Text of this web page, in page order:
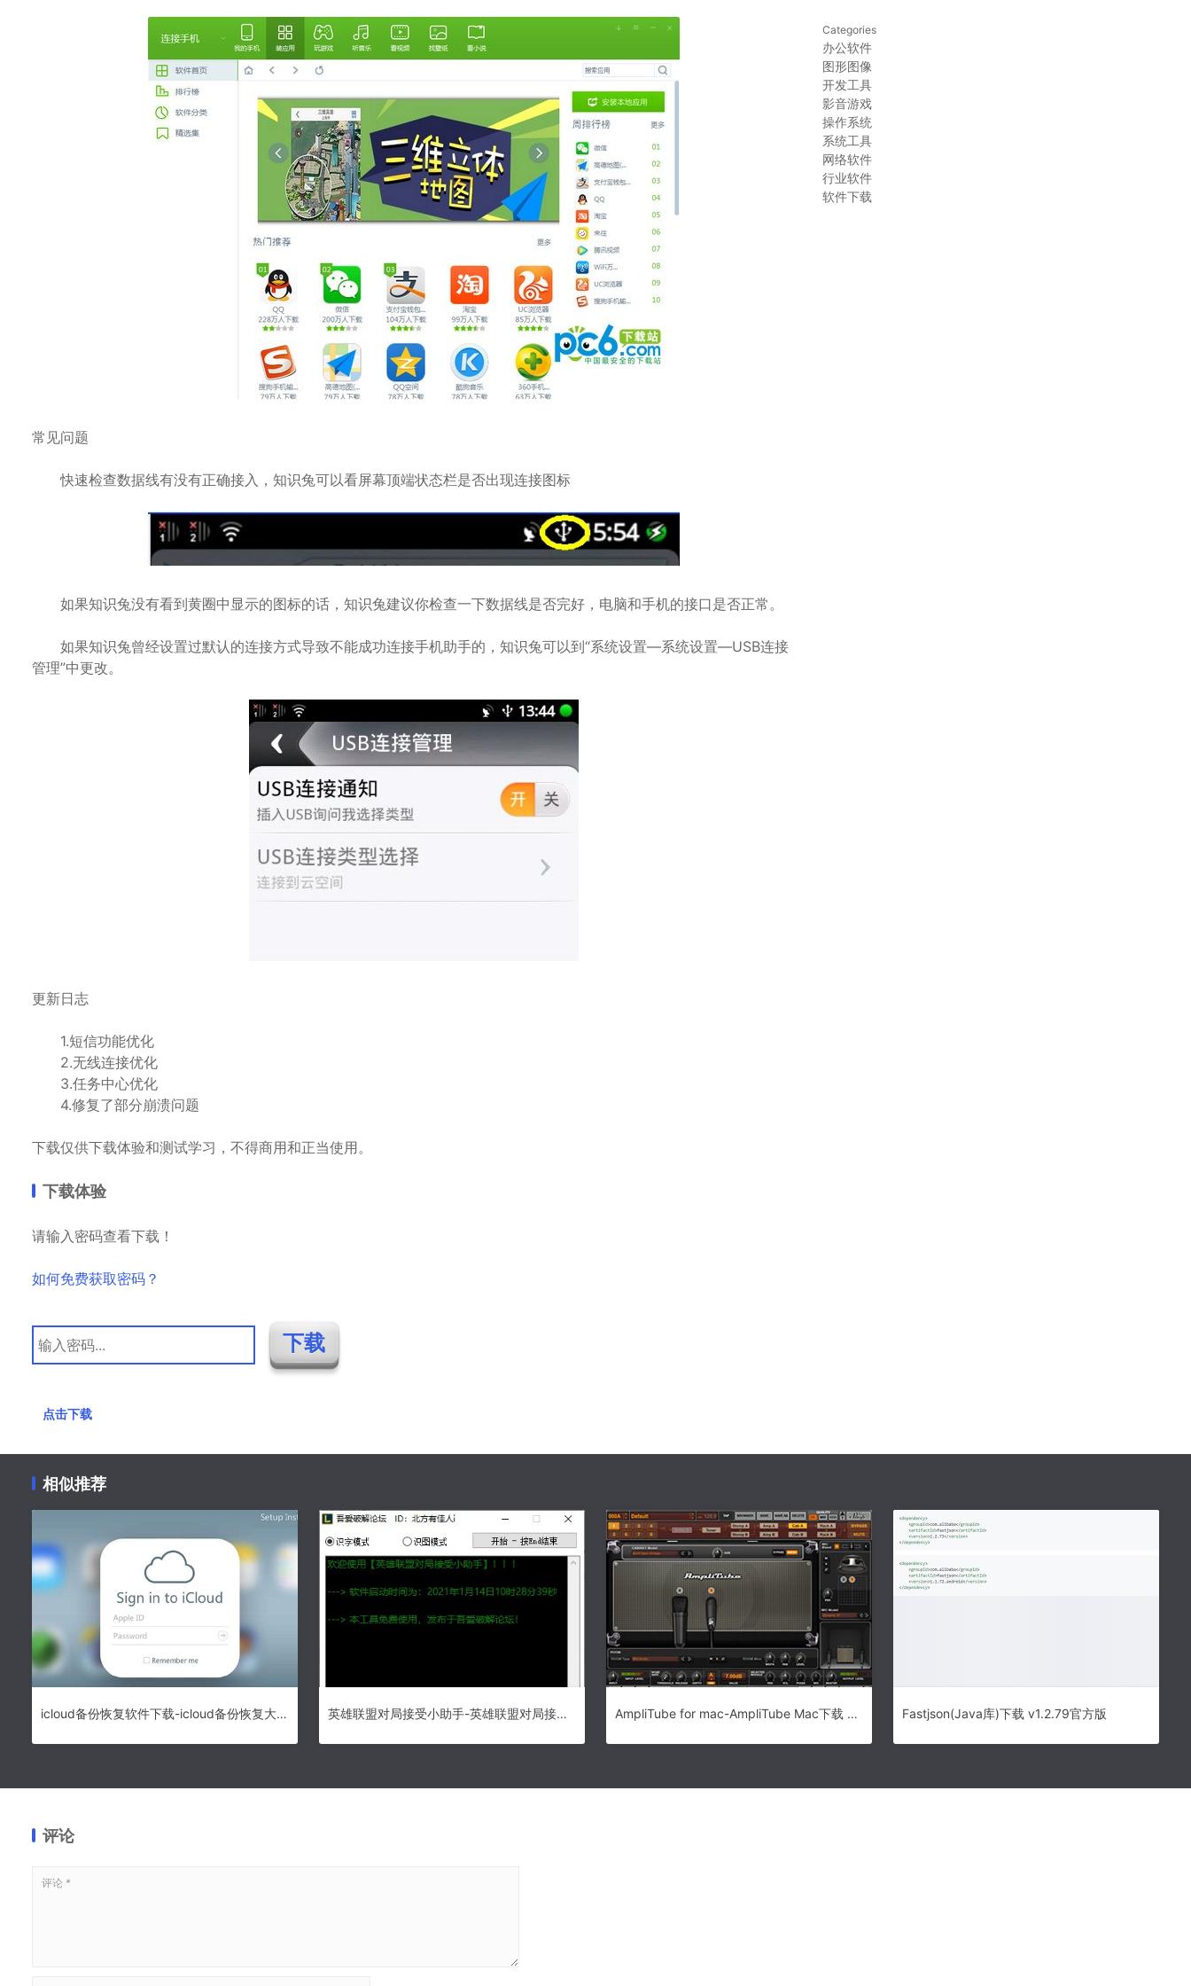
常见问题
快速检查数据线有没有正确接入，知识兔可以看屏幕顶端状态栏是否出现连接图标
如果知识兔没有看到黄圈中显示的图标的话，知识兔建议你检查一下数据线是否完好，电脑和手机的接口是否正常。
如果知识兔曾经设置过默认的连接方式导致不能成功连接手机助手的，知识兔可以到“系统设置—系统设置—USB连接
管理”中更改。
更新日志
1.短信功能优化
2.无线连接优化
3.任务中心优化
4.修复了部分崩溃问题
下载仅供下载体验和测试学习，不得商用和正当使用。
下载体验
请输入密码查看下载！
如何免费获取密码？
点击下载
Categories
办公软件
图形图像
开发工具
影音游戏
操作系统
系统工具
网络软件
行业软件
软件下载
相似推荐
icloud备份恢复软件下载-icloud备份恢复大师官方版 英雄联盟对局接受小助手-英雄联盟对局接受小助手下载 v1.0免费版 AmpliTube for mac-AmpliTube Mac下载 V4.0.2 Fastjson(Java库)下载 v1.2.79官方版
评论